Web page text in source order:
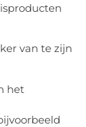
van te zijn
het